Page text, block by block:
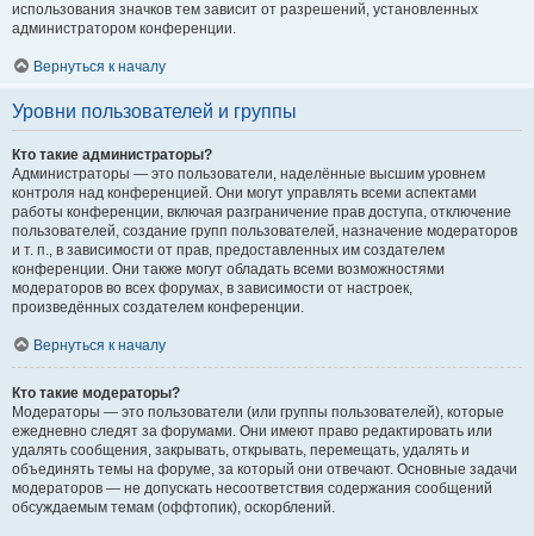
использования значков тем зависит от разрешений, установленных
администратором конференции.
Вернуться к началу
Уровни пользователей и группы
Кто такие администраторы?
Администраторы — это пользователи, наделённые высшим уровнем
контроля над конференцией. Они могут управлять всеми аспектами
работы конференции, включая разграничение прав доступа, отключение
пользователей, создание групп пользователей, назначение модераторов
и т. п., в зависимости от прав, предоставленных им создателем
конференции. Они также могут обладать всеми возможностями
модераторов во всех форумах, в зависимости от настроек,
произведённых создателем конференции.
Вернуться к началу
Кто такие модераторы?
Модераторы — это пользователи (или группы пользователей), которые
ежедневно следят за форумами. Они имеют право редактировать или
удалять сообщения, закрывать, открывать, перемещать, удалять и
объединять темы на форуме, за который они отвечают. Основные задачи
модераторов — не допускать несоответствия содержания сообщений
обсуждаемым темам (оффтопик), оскорблений.